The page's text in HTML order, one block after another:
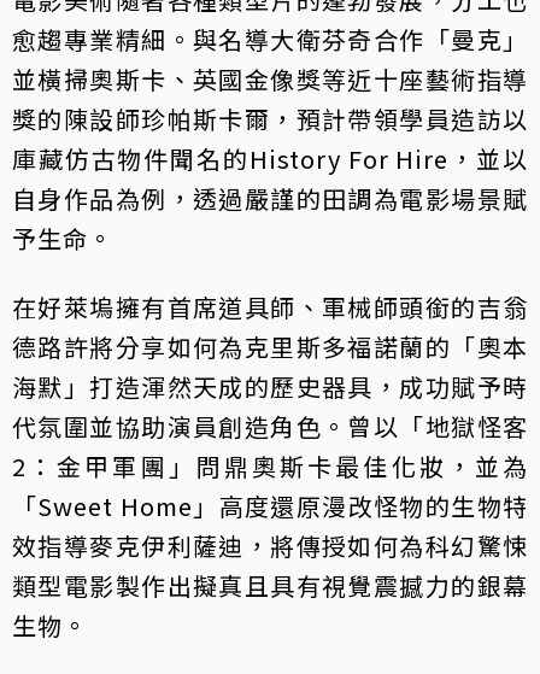
愈趨專業精細。與名導大衛芬奇合作「曼克」
並橫掃奧斯卡、英國金像獎等近十座藝術指導
獎的陳設師珍帕斯卡爾，預計帶領學員造訪以
庫藏仿古物件聞名的History For Hire，並以
自身作品為例，透過嚴謹的田調為電影場景賦
予生命。
在好萊塢擁有首席道具師、軍械師頭銜的吉翁
德路許將分享如何為克里斯多福諾蘭的「奧本
海默」打造渾然天成的歷史器具，成功賦予時
代氛圍並協助演員創造角色。曾以「地獄怪客
2：金甲軍團」問鼎奧斯卡最佳化妝，並為
「Sweet Home」高度還原漫改怪物的生物特
效指導麥克伊利薩迪，將傳授如何為科幻驚悚
類型電影製作出擬真且具有視覺震撼力的銀幕
生物。